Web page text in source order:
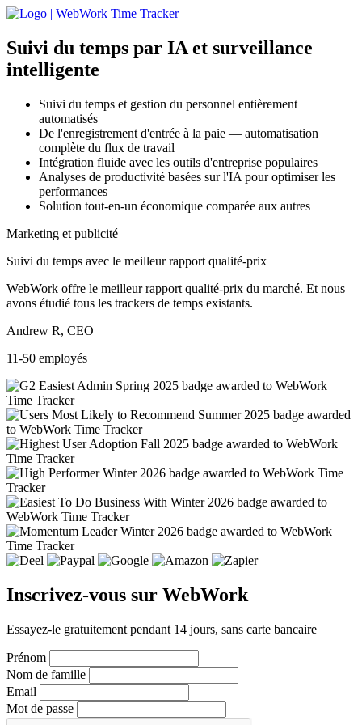
Suivi du temps par IA et surveillance
intelligente
Suivi du temps et gestion du personnel entièrement
automatisés
De l'enregistrement d'entrée à la paie — automatisation
complète du flux de travail
Intégration fluide avec les outils d'entreprise populaires
Analyses de productivité basées sur l'IA pour optimiser les
performances
Solution tout-en-un économique comparée aux autres
Marketing et publicité
Suivi du temps avec le meilleur rapport qualité-prix
WebWork offre le meilleur rapport qualité-prix du marché. Et nous
avons étudié tous les trackers de temps existants.
Andrew R, CEO
11-50 employés
Inscrivez-vous sur WebWork
Essayez-le gratuitement pendant 14 jours, sans carte bancaire
Prénom
Nom de famille
Email
Mot de passe